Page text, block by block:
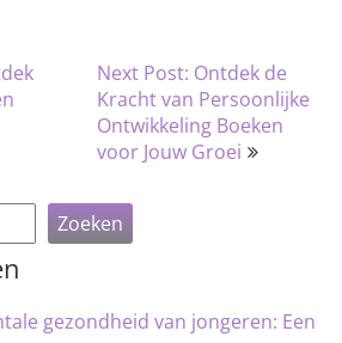
Next Post: Ontdek de
Kracht van Persoonlijke
Ontwikkeling Boeken
voor Jouw Groei
Zoeken
gezondheid van jongeren: Een